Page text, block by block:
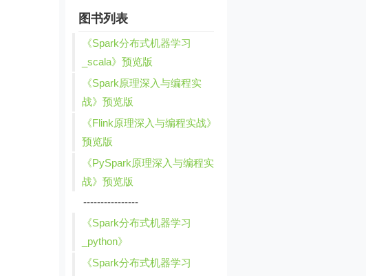
图书列表
《Spark分布式机器学习
_scala》预览版
《Spark原理深入与编程实
战》预览版
《Flink原理深入与编程实战》
预览版
《PySpark原理深入与编程实
战》预览版
----------------
《Spark分布式机器学习
_python》
《Spark分布式机器学习